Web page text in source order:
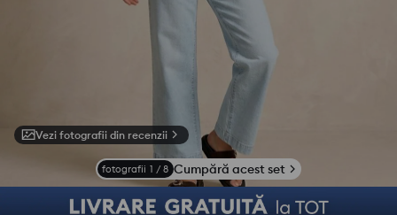
Vezi fotografii din recenzii
fotografii 1 / 8 Cumpără acest set